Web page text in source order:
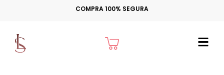
conteúdo
COMPRA 100% SEGURA
Cart